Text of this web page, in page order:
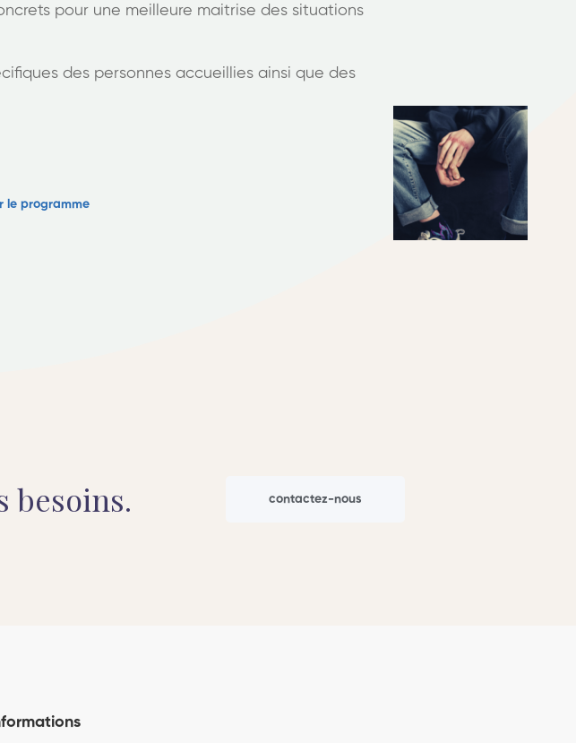
pour une meilleure maitrise des situations
des personnes accueillies ainsi que des
le programme
besoins. contactez-nous